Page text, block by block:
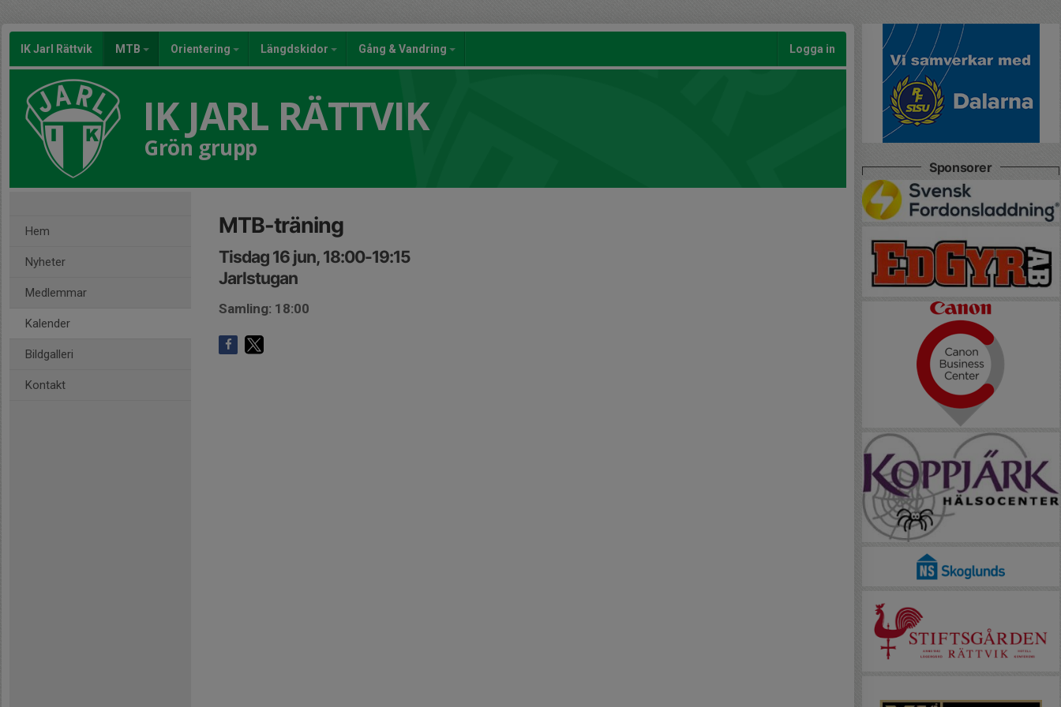
IK Jarl Rättvik MTB Orientering Längdskidor Gång & Vandring Logga in
IK JARL RÄTTVIK
Grön grupp
Hem
Nyheter
Medlemmar
Kalender
Bildgalleri
Kontakt
MTB-träning
Tisdag 16 jun, 18:00-19:15
Jarlstugan
Samling: 18:00
Sponsorer